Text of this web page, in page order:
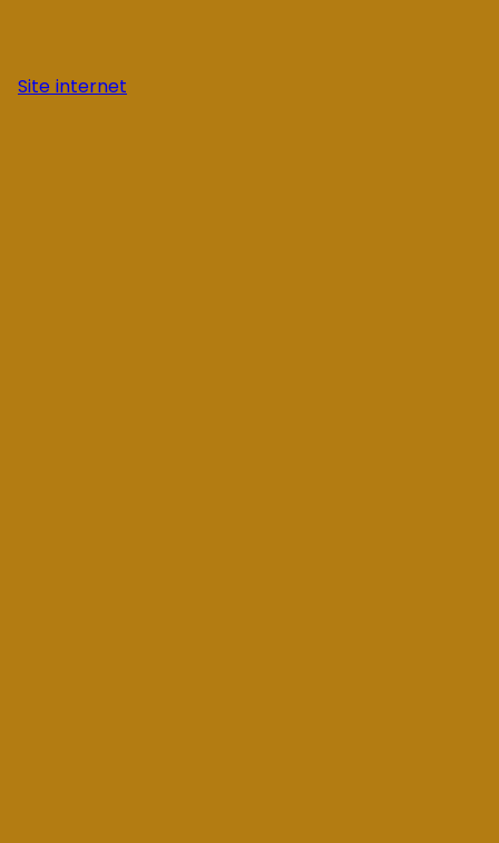
Site internet